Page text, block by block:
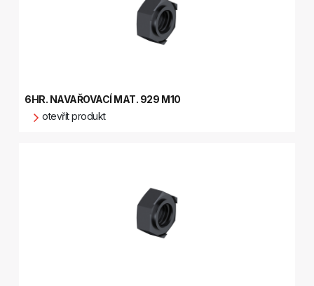
6HR. NAVAŘOVACÍ MAT. 929 M10
otevřít produkt